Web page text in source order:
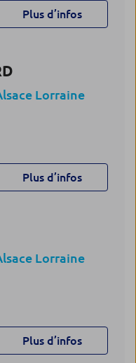
Plus d’infos
Lorraine
Plus d’infos
Lorraine
Plus d’infos